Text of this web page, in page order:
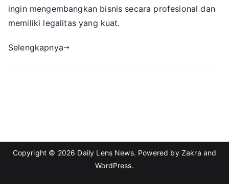
PT
ingin mengembangkan bisnis secara profesional dan
memiliki legalitas yang kuat.
Selengkapnya
Copyright © 2026 Daily Lens News. Powered by Zakra and
WordPress.